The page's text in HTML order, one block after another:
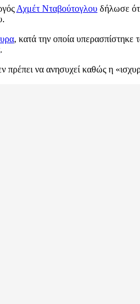
Αχμέτ Νταβούτογλου δήλωσε
, κατά την οποία
.
πρέπει να ανησυχεί καθώς η